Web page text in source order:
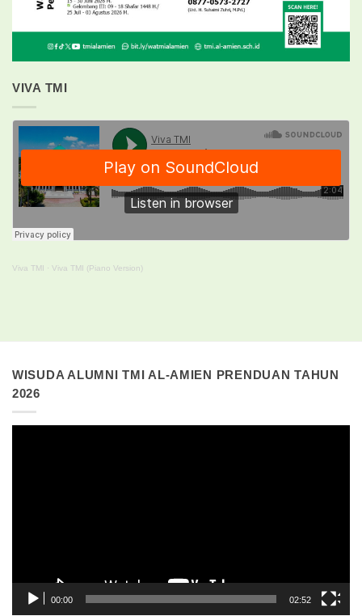
VIVA TMI
Viva TMI · Viva TMI (Piano Version)
WISUDA ALUMNI TMI AL-AMIEN PRENDUAN TAHUN
2026
00:00 02:52